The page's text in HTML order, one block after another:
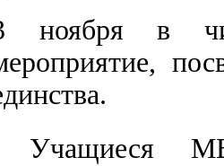
ноября в
Учащиеся